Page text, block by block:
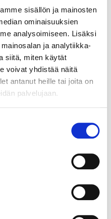
sisällön ja mainosten
ominaisuuksien
analysoimiseen. Lisäksi
ja analytiikka-
siitä, miten käytät
voivat yhdistää näitä
antanut heille tai joita on
palvelujaan.